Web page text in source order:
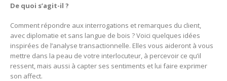
De quoi s’agit-il ?
Comment répondre aux interrogations et remarques du client,
avec diplomatie et sans langue de bois ? Voici quelques idées
inspirées de l’analyse transactionnelle. Elles vous aideront à vous
mettre dans la peau de votre interlocuteur, à percevoir ce qu’il
ressent, mais aussi à capter ses sentiments et lui faire exprimer
son affect.